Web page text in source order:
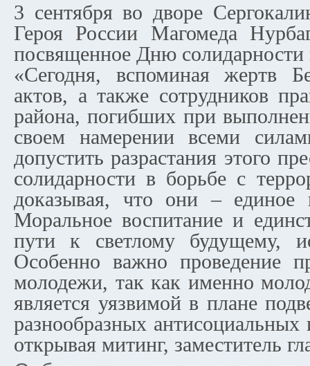
3 сентября во дворе
Героя России Магомеда
посвященное Дню
«Сегодня, вспоминая жертв
актов, а также сотрудников
района, погибших при
своем намерении всеми
допустить разрастания этого
солидарности в борьбе с
доказывая, что они – единое
Моральное воспитание и
пути к светлому будущему,
Особенно важно проведение
молодежи, так как именно
является уязвимой в плане
разнообразных
открывая митинг, заместитель